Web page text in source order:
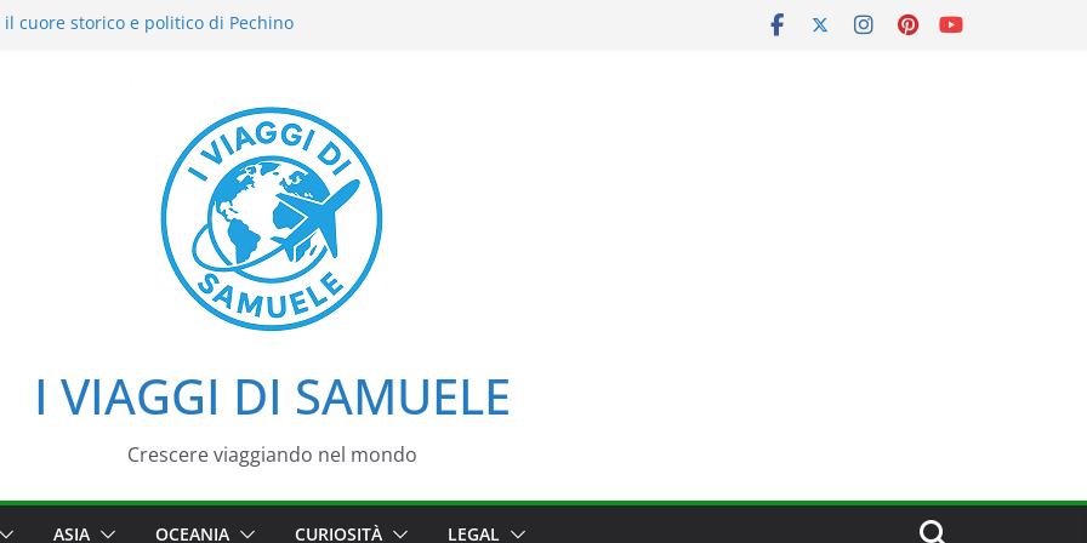
il cuore storico e politico di Pechino
d’Estate tra loto, camminate e
tra imperatori, simboli e cortili
I VIAGGI DI SAMUELE
Crescere viaggiando nel mondo
ASIA OCEANIA CURIOSITÀ LEGAL